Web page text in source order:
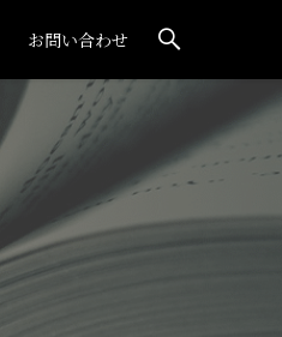
お問い合わせ